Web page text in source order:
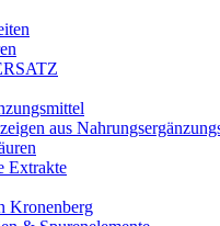
aus
Extrakte
Kronenberg